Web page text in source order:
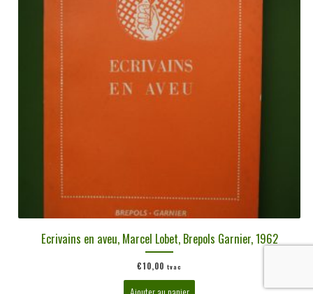
Ecrivains en aveu, Marcel Lobet, Brepols Garnier, 1962
€10,00 tvac